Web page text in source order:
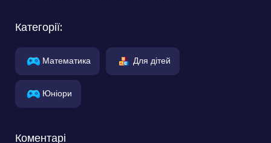
Категорії:
Математика Для дітей
Юніори
Коментарі